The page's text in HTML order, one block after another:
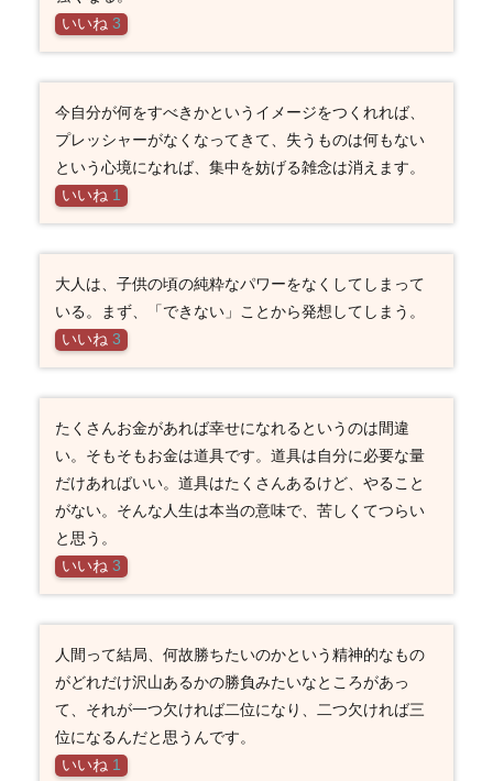
いいね 3
今自分が何をすべきかというイメージをつくれれば、
プレッシャーがなくなってきて、失うものは何もない
という心境になれば、集中を妨げる雑念は消えます。
いいね 1
大人は、子供の頃の純粋なパワーをなくしてしまって
いる。まず、「できない」ことから発想してしまう。
いいね 3
たくさんお金があれば幸せになれるというのは間違
い。そもそもお金は道具です。道具は自分に必要な量
だけあればいい。道具はたくさんあるけど、やること
がない。そんな人生は本当の意味で、苦しくてつらい
と思う。
いいね 3
人間って結局、何故勝ちたいのかという精神的なもの
がどれだけ沢山あるかの勝負みたいなところがあっ
て、それが一つ欠ければ二位になり、二つ欠ければ三
位になるんだと思うんです。
いいね 1